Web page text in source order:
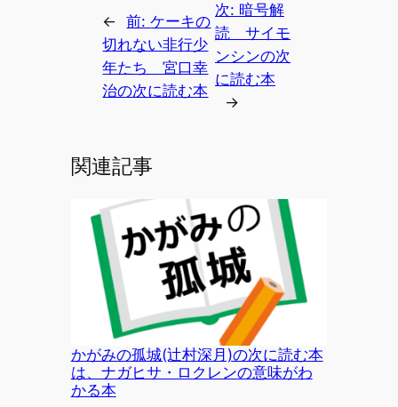
← 前:ケーキの
切れない非行少
年たち 宮口幸
治の次に読む本
次: 暗号解
読 サイモ
ンシンの次
に読む本
→
関連記事
かがみの孤城(辻村深月)の次に読む本
は、ナガヒサ・ロクレンの意味がわ
かる本